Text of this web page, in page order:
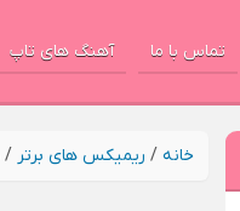
تماس با ما آهنگ های تاپ
خانه / ریمیکس های برتر /